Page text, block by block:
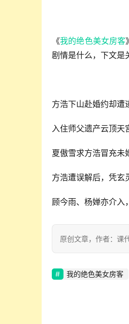
《我的绝色美女房客
剧情是什么，下文是
方浩下山赴婚约却遭
入住师父遗产云顶天
夏傲雪求方浩冒充未
方浩遭误解后，凭玄
顾今雨、杨婵亦介入
原创文章，作者：
我的绝色美女房客